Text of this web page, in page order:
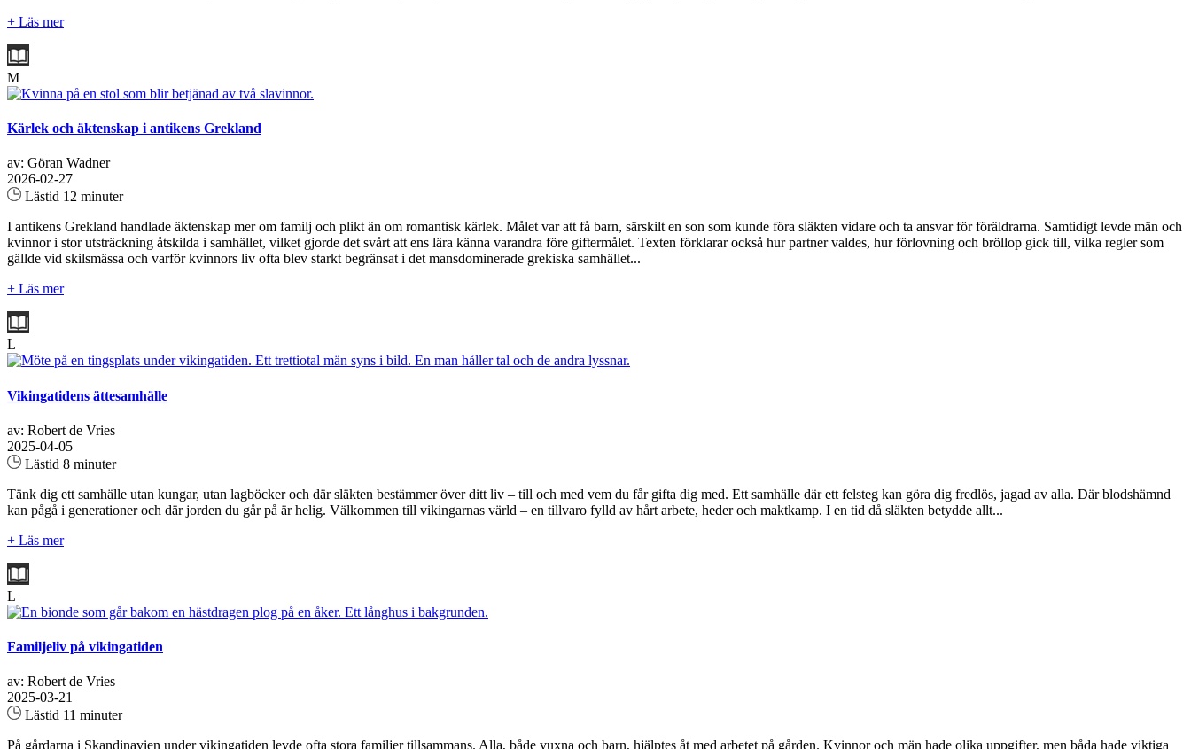
+ Läs mer
M
Kärlek och äktenskap i antikens Grekland
av: Göran Wadner
2026-02-27
Lästid 12 minuter
I antikens Grekland handlade äktenskap mer om familj och plikt än om romantisk kärlek. Målet var att få barn, särskilt en son som kunde föra släkten vidare och ta ansvar för föräldrarna. Samtidigt levde män och
kvinnor i stor utsträckning åtskilda i samhället, vilket gjorde det svårt att ens lära känna varandra före giftermålet. Texten förklarar också hur partner valdes, hur förlovning och bröllop gick till, vilka regler som
gällde vid skilsmässa och varför kvinnors liv ofta blev starkt begränsat i det mansdominerade grekiska samhället...
+ Läs mer
L
Vikingatidens ättesamhälle
av: Robert de Vries
2025-04-05
Lästid 8 minuter
Tänk dig ett samhälle utan kungar, utan lagböcker och där släkten bestämmer över ditt liv – till och med vem du får gifta dig med. Ett samhälle där ett felsteg kan göra dig fredlös, jagad av alla. Där blodshämnd
kan pågå i generationer och där jorden du går på är helig. Välkommen till vikingarnas värld – en tillvaro fylld av hårt arbete, heder och maktkamp. I en tid då släkten betydde allt...
+ Läs mer
L
Familjeliv på vikingatiden
av: Robert de Vries
2025-03-21
Lästid 11 minuter
På gårdarna i Skandinavien under vikingatiden levde ofta stora familjer tillsammans. Alla, både vuxna och barn, hjälptes åt med arbetet på gården. Kvinnor och män hade olika uppgifter, men båda hade viktiga